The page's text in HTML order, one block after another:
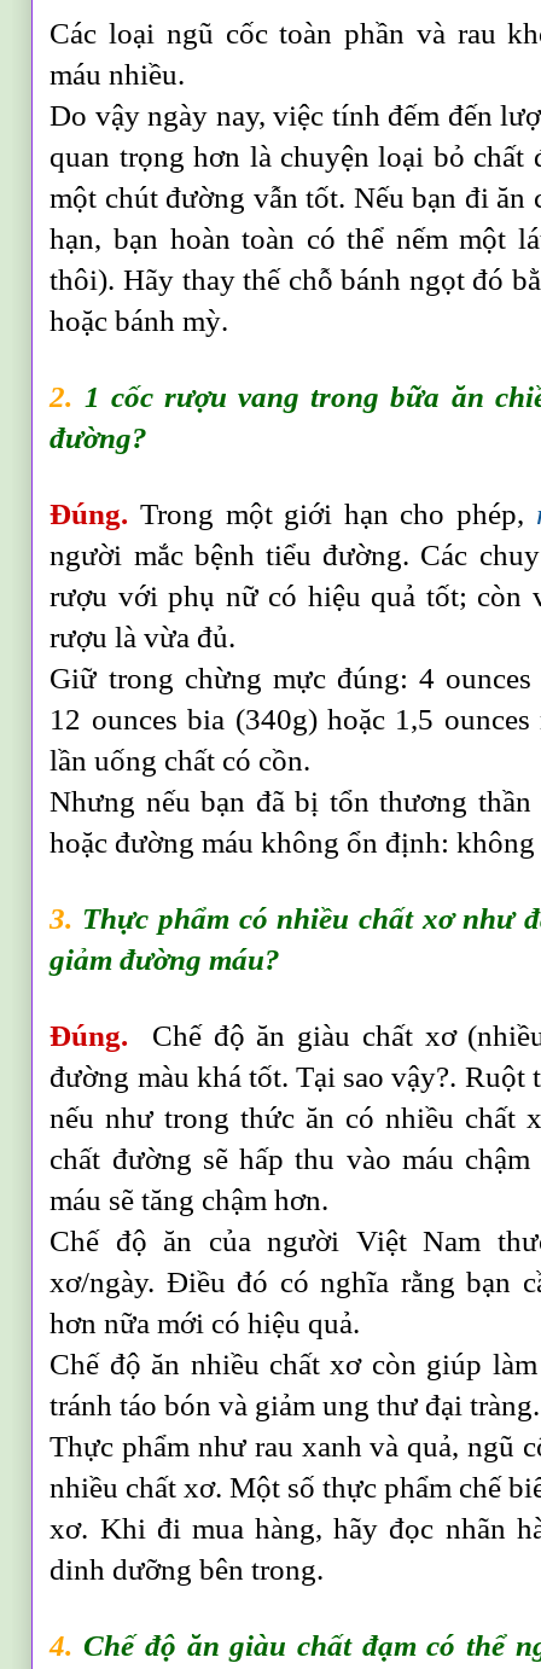
Các loại ngũ cốc toàn phần và rau
máu nhiều.
Do vậy ngày nay, việc tính đếm đến
quan trọng hơn là chuyện loại bỏ
một chút đường vẫn tốt. Nếu bạn đi ăn
hạn, bạn hoàn toàn có thể nếm một
thôi). Hãy thay thế chỗ bánh ngọt đó
hoặc bánh mỳ.
2. 1 cốc rượu vang trong bữa ăn
đường?
Đúng. Trong một giới hạn cho phép,
người mắc bệnh tiểu đường. Các
rượu với phụ nữ có hiệu quả tốt; còn
rượu là vừa đủ.
Giữ trong chừng mực đúng: 4
12 ounces bia (340g) hoặc 1,5
lần uống chất có cồn.
Nhưng nếu bạn đã bị tổn thương
hoặc đường máu không ổn định:
3. Thực phẩm có nhiều chất xơ như
giảm đường máu?
Đúng. Chế độ ăn giàu chất xơ
đường màu khá tốt. Tại sao vậy?. Ruột
nếu như trong thức ăn có nhiều chất
chất đường sẽ hấp thu vào máu
máu sẽ tăng chậm hơn.
Chế độ ăn của người Việt Nam
xơ/ngày. Điều đó có nghĩa rằng bạn
hơn nữa mới có hiệu quả.
Chế độ ăn nhiều chất xơ còn giúp
tránh táo bón và giảm ung thư đại tràng.
Thực phẩm như rau xanh và quả, ngũ
nhiều chất xơ. Một số thực phẩm chế
xơ. Khi đi mua hàng, hãy đọc nhãn
dinh dưỡng bên trong.
4. Chế độ ăn giàu chất đạm có thể